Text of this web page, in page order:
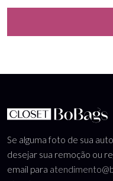
Se alguma foto de sua
desejar sua remoção ou
email para